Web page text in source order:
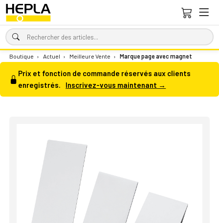
Boutique › Actuel › Meilleure Vente › Marque page avec magnet
Prix et fonction de commande réservés aux clients
enregistrés.
Inscrivez-vous maintenant →